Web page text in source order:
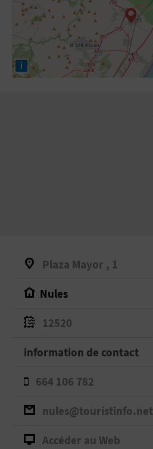
i
Plaza Mayor , 1
Nules
12520
information de contact
664 106 782
nules@touristinfo.net
Accéder au Web